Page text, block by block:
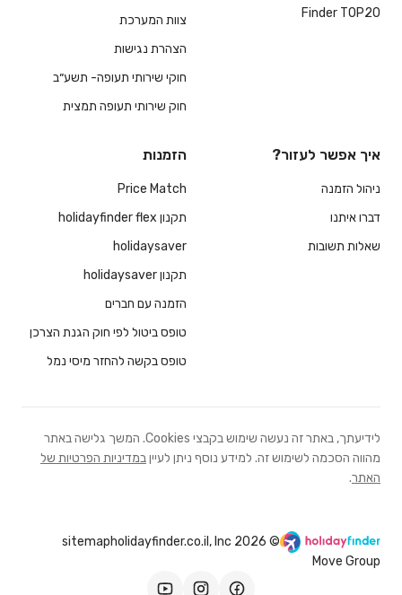
Finder TOP20
צוות המערכת
הצהרת נגישות
חוקי שירותי תעופה- תשע״ב
חוק שירותי תעופה תמצית
איך אפשר לעזור?
ניהול הזמנה
דברו איתנו
שאלות תשובות
הזמנות
Price Match
תקנון holidayfinder flex
holidaysaver
תקנון holidaysaver
הזמנה עם חברים
טופס ביטול לפי חוק הגנת הצרכן
טופס בקשה להחזר מיסי נמל
לידיעתך, באתר זה נעשה שימוש בקבצי Cookies. המשך גלישה באתר
מהווה הסכמה לשימוש זה. למידע נוסף ניתן לעייןבמדיניות הפרטיות של
האתר.
© 2026 holidayfinder.co.il, Inc
sitemap
Move Group